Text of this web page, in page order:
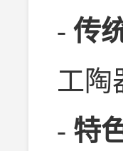
- 传
工陶
- 特